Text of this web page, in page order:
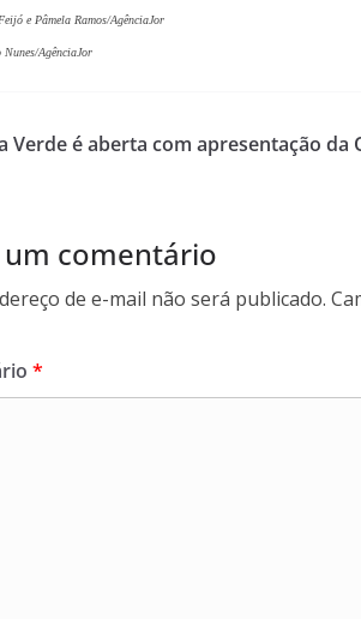
e Pâmela Ramos/AgênciaJor
Nunes/AgênciaJor
Verde é aberta com apresentação da
um comentário
de e-mail não será publicado.
*